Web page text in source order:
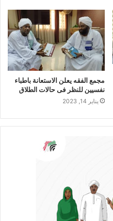
مجمع الفقه يعلن الاستعانة باطباء
نفسيين للنظر فى حالات الطلاق
يناير 14, 2023